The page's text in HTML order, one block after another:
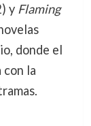
y Flaming
donde el
con la